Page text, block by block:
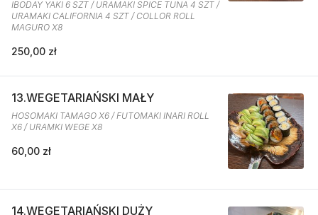
IBODAY YAKI 6 SZT / URAMAKI SPICE TUNA 4 SZT /
URAMAKI CALIFORNIA 4 SZT / COLLOR ROLL
MAGURO X8
250,00 zł
13.WEGETARIAŃSKI MAŁY
HOSOMAKI TAMAGO X6 / FUTOMAKI INARI ROLL
X6 / URAMKI WEGE X8
60,00 zł
14.WEGETARIAŃSKI DUŻY